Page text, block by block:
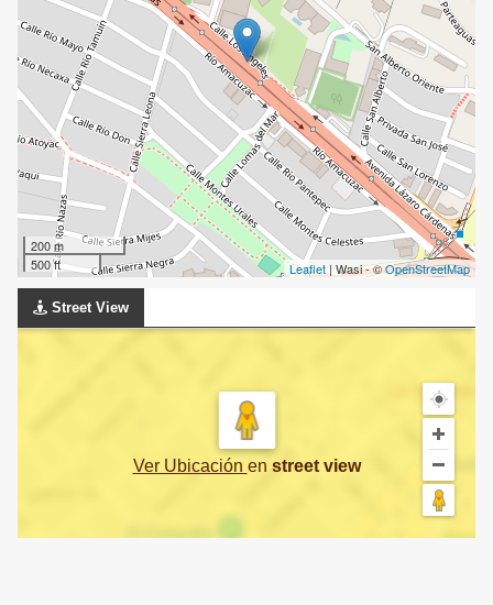
200 m
500 ft
Leaflet | Wasi - ©OpenStreetMap
Street View
Ver Ubicación en street view